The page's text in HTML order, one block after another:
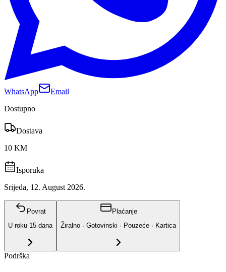
WhatsApp
Email
Dostupno
Dostava
10 KM
Isporuka
Srijeda, 12. August 2026.
Povrat
U roku 15 dana
Plaćanje
Žiralno · Gotovinski · Pouzeće · Kartica
Podrška